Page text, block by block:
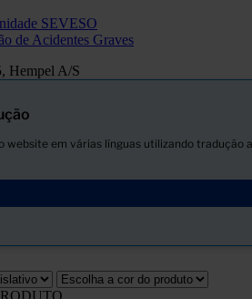
SEVESO
de Acidentes Graves
Hempel A/S
website em várias línguas utilizando